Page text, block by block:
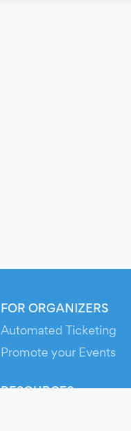
FOR ORGANIZERS
Automated Ticketing
Promote your Events
RESOURCES